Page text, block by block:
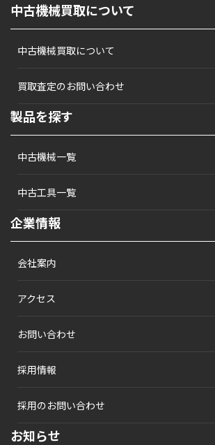
中古機械買取について
中古機械買取について
買取査定のお問い合わせ
製品を探す
中古機械一覧
中古工具一覧
企業情報
会社案内
アクセス
お問い合わせ
採用情報
採用のお問い合わせ
お知らせ